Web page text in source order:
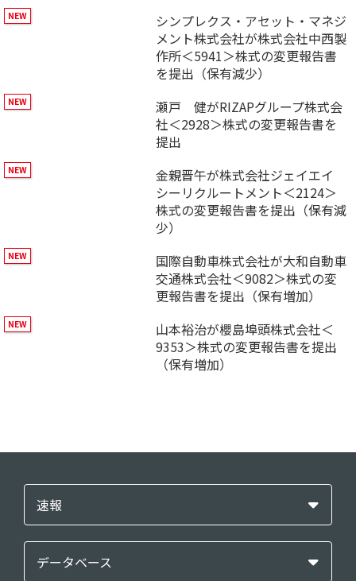
シンプレクス・アセット・マネジ
メント株式会社が株式会社中西製
作所＜5941＞株式の変更報告書
を提出（保有減少）
瀬戸 健がRIZAPグループ株式会
社＜2928＞株式の変更報告書を
提出
金親晋午が株式会社ジェイエイ
シーリクルートメント＜2124＞
株式の変更報告書を提出（保有減
少）
国際自動車株式会社が大和自動車
交通株式会社＜9082＞株式の変
更報告書を提出（保有増加）
山本裕治が櫻島埠頭株式会社＜
9353＞株式の変更報告書を提出
（保有増加）
速報
データベース